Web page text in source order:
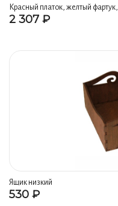
Красный платок, желтый фартук,
ромашки
2 307 ₽
Ящик низкий
530 ₽